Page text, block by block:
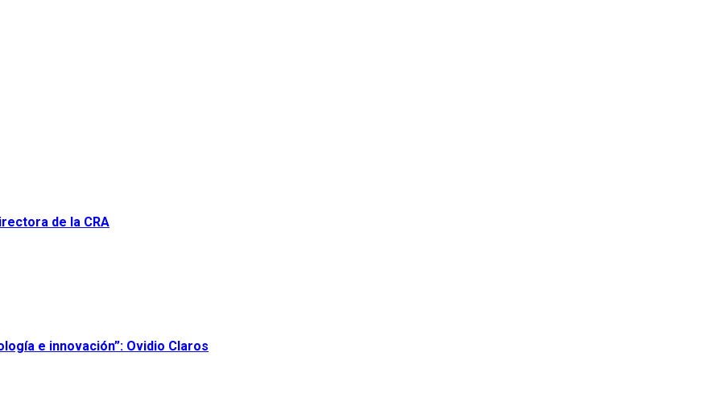
de la CRA
e innovación”: Ovidio Claros